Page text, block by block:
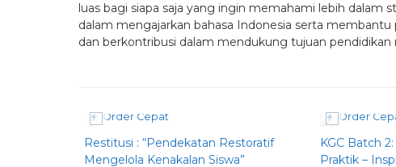
luas bagi siapa saja yang ingin memahami lebih dalam
dalam mengajarkan bahasa Indonesia serta
dan berkontribusi dalam mendukung tujuan pendidikan
Order Cepat
Restitusi : “Pendekatan Restoratif
Mengelola Kenakalan Siswa”
Order
KGC Batch
Praktik –